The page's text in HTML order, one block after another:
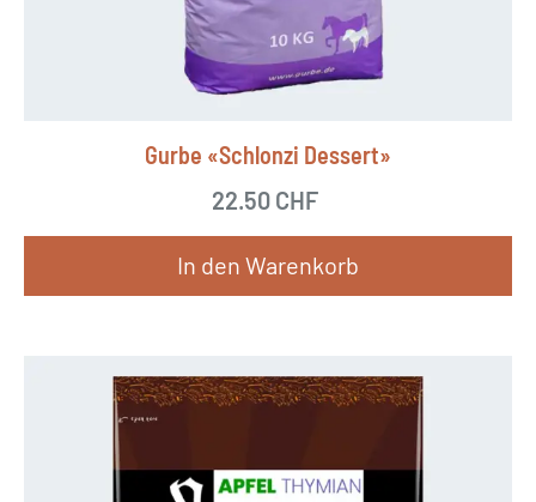
Gurbe «Schlonzi Dessert»
22.50 CHF
In den Warenkorb